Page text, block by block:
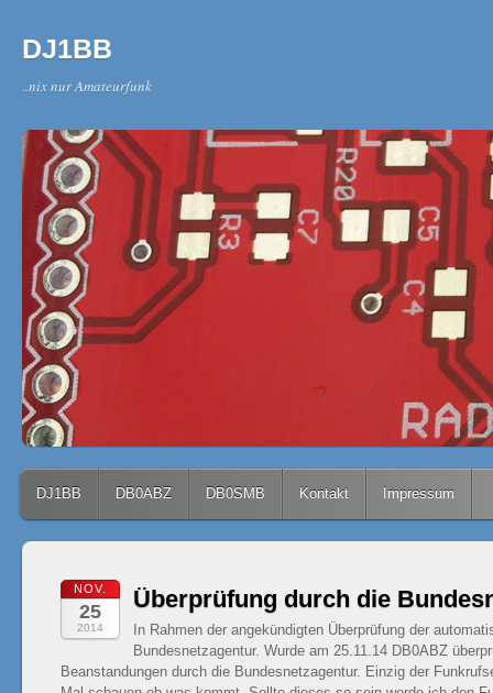
DJ1BB
..nix nur Amateurfunk
Main menu
Skip to content
DJ1BB DB0ABZ DB0SMB Kontakt Impressum
NOV.
25
2014
Überprüfung durch die
In Rahmen der angekündigten Überprüfung der
Bundesnetzagentur. Wurde am 25.11.14 DB0ABZ
Beanstandungen durch die Bundesnetzagentur. Einzig der